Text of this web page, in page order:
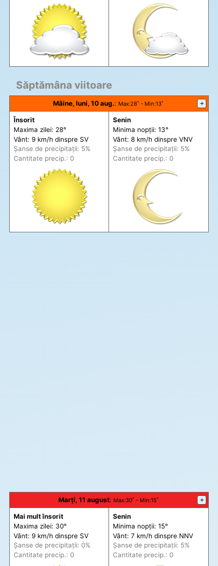
Săptămâna viitoare
Mâine, luni, 10 aug.: Max:28˚ - Min:13˚ +
Însorit
Maxima zilei: 28°
Vânt: 9 km/h dinspre SV
Șanse de precipitații: 5%
Cantitate precip.: 0
Senin
Minima nopții: 13°
Vânt: 8 km/h dinspre VNV
Șanse de precipitații: 5%
Cantitate precip.: 0
Marți, 11 august: Max:30˚ - Min:15˚ +
Mai mult însorit
Maxima zilei: 30°
Vânt: 9 km/h dinspre SV
Șanse de precipitații: 0%
Cantitate precip.: 0
Senin
Minima nopții: 15°
Vânt: 7 km/h dinspre NNV
Șanse de precipitații: 5%
Cantitate precip.: 0